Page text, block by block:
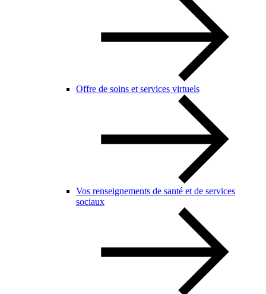
Offre de soins et services virtuels
Vos renseignements de santé et de services
sociaux